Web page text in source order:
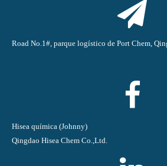
Road No.1#, parque logístico de Port Chem,
Hisea química (Johnny)
Qingdao Hisea Chem Co.,Ltd.